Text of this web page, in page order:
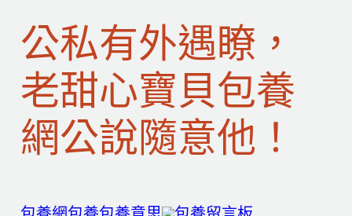
公私有外遇瞭，
老甜心寶貝包養
網公說隨意他！